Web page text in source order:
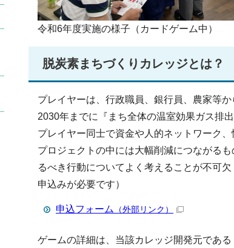
令和6年度実施の様子（カードゲーム中）
脱炭素まちづくりカレッジとは？
プレイヤーは、行政職員、銀行員、農家等か
2030年までに『まち全体の温室効果ガス排
プレイヤー同士で資金や人的ネットワーク
プロジェクトの中には大幅削減につながる
るべき行動についてよく考えることが不可
申込みが必要です）
申込フォーム （外部リンク）
ゲームの詳細は、当該カレッジ開発元であ